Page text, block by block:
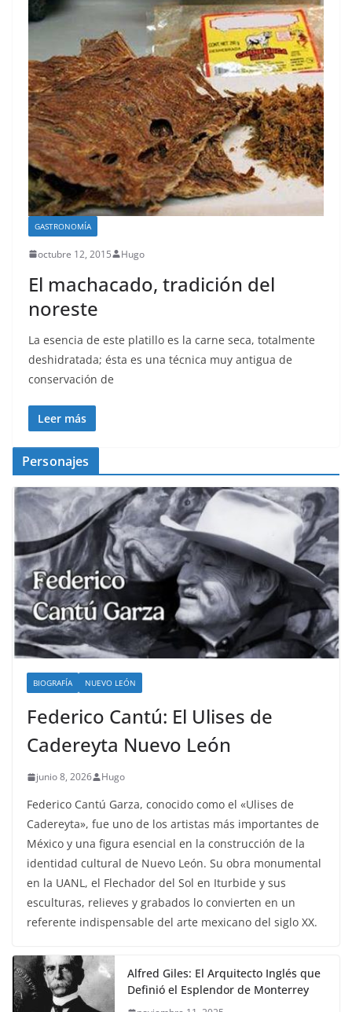
GASTRONOMÍA
octubre 12, 2015 Hugo
El machacado, tradición del
noreste
La esencia de este platillo es la carne seca, totalmente
deshidratada; ésta es una técnica muy antigua de
conservación de
Leer más
Personajes
BIOGRAFÍA NUEVO LEÓN
Federico Cantú: El Ulises de
Cadereyta Nuevo León
junio 8, 2026 Hugo
Federico Cantú Garza, conocido como el «Ulises de
Cadereyta», fue uno de los artistas más importantes de
México y una figura esencial en la construcción de la
identidad cultural de Nuevo León. Su obra monumental
en la UANL, el Flechador del Sol en Iturbide y sus
esculturas, relieves y grabados lo convierten en un
referente indispensable del arte mexicano del siglo XX.
Alfred Giles: El Arquitecto Inglés que
Definió el Esplendor de Monterrey